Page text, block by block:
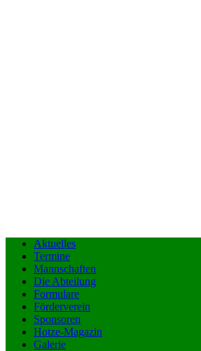
Aktuelles
Termine
Mannschaften
Die Abteilung
Formulare
Förderverein
Sponsoren
Hotze-Magazin
Galerie